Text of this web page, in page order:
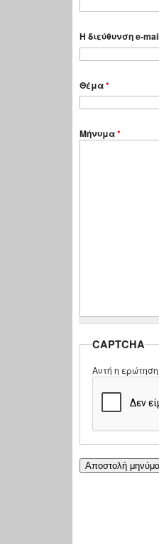
Η διεύθυνση e-
Θέμα*
Μήνυμα*
CAPTCHA
Αυτή η